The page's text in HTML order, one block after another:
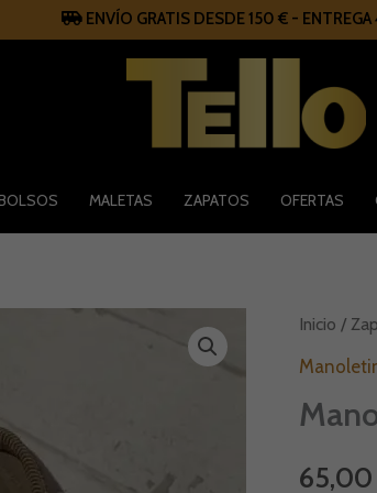
ENVÍO GRATIS DESDE 150 € -
MALETAS ZAPATOS OFERTAS
Inicio /
65,00
Manoletina
Tafiletes